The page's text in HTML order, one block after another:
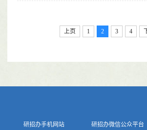
上页 1 2 3 4
研招办手机网站 研招办微信公众平台